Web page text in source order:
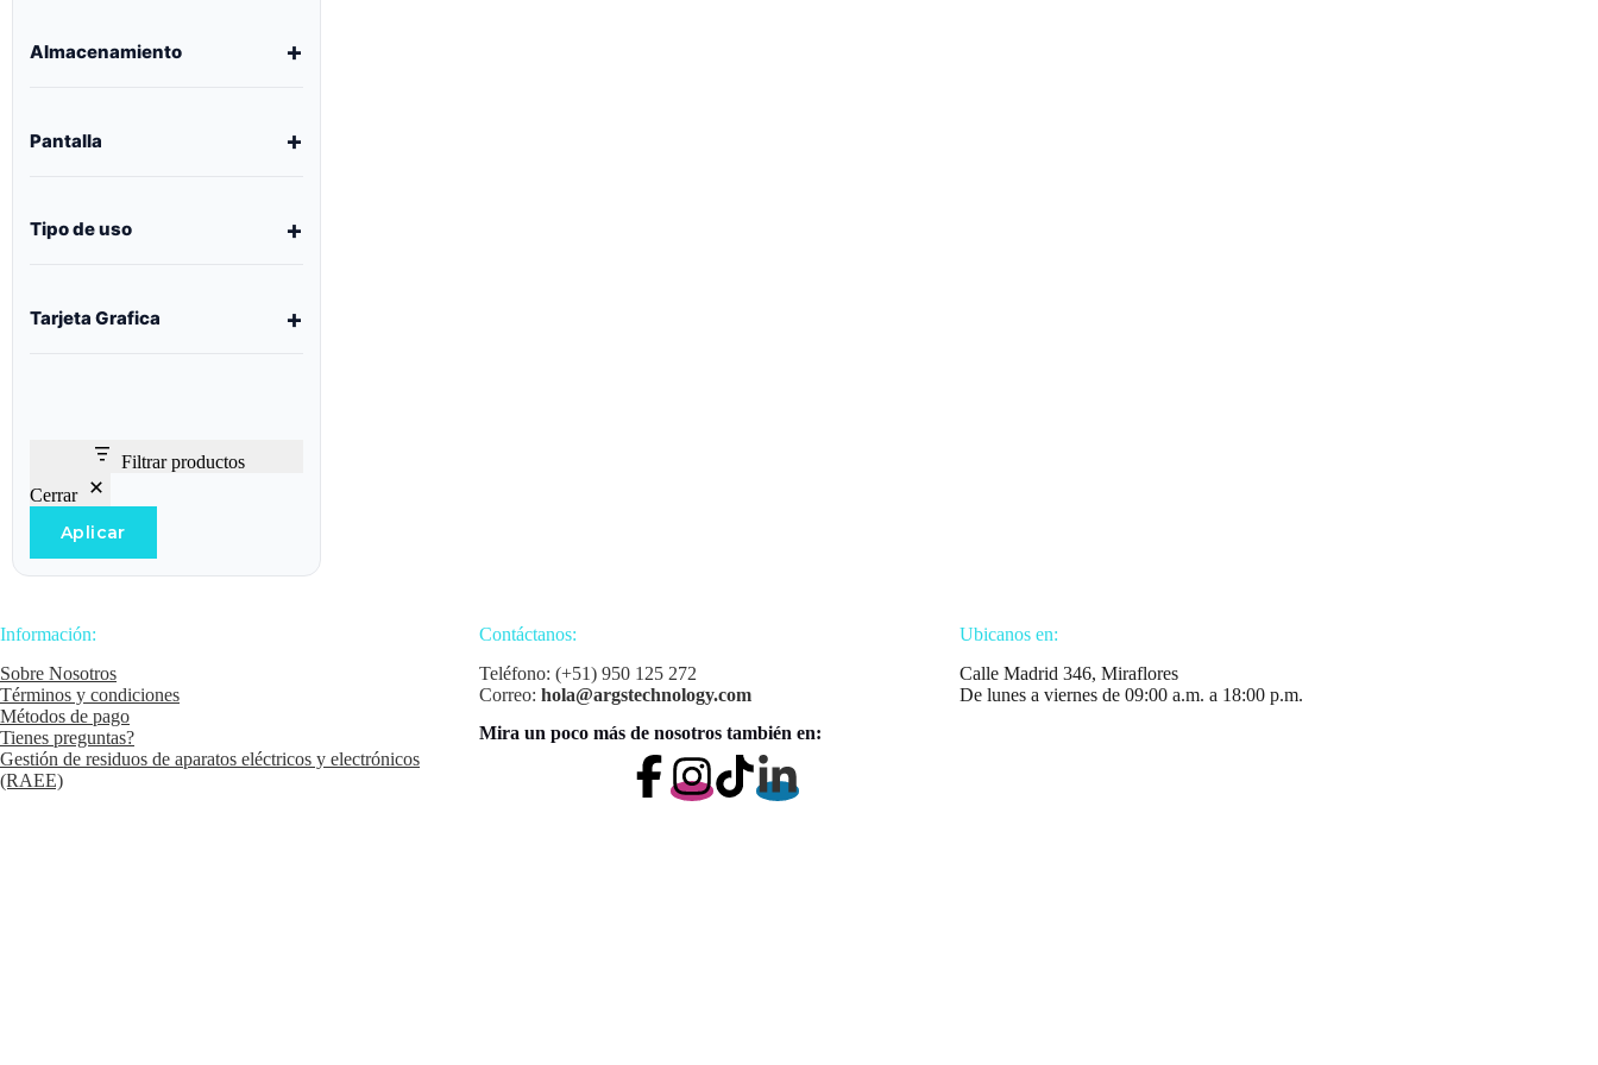
Almacenamiento
Pantalla
Tipo de uso
Tarjeta Grafica
Filtrar productos
Cerrar
Aplicar
Información:
Sobre Nosotros
Términos y condiciones
Métodos de pago
Tienes preguntas?
Gestión de residuos de aparatos eléctricos y electrónicos
(RAEE)
Contáctanos:
Teléfono: (+51) 950 125 272
Correo:hola@argstechnology.com
Mira un poco más de nosotros también en:
Ubicanos en:
Calle Madrid 346, Miraflores
De lunes a viernes de 09:00 a.m. a 18:00 p.m.